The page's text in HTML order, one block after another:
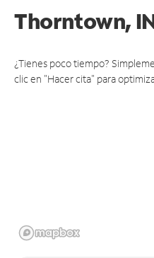
Thorntown,
¿Tienes poco tiempo?
clic en "Hacer cita" para